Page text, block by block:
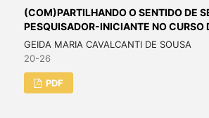
(COM)PARTILHANDO O SENTIDO DE
PESQUISADOR-INICIANTE NO CURSO
GEIDA MARIA CAVALCANTI DE SOUSA
20-26
PDF